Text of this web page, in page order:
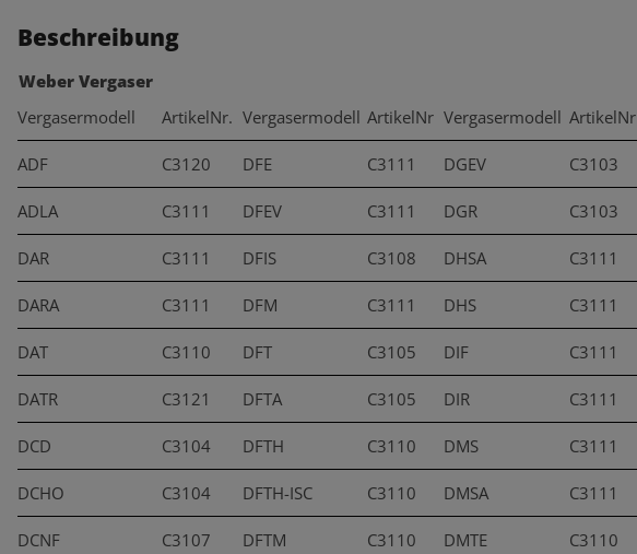
Beschreibung
Weber Vergaser
Vergasermodell
ArtikelNr. Vergasermodell ArtikelNr Vergasermodell ArtikelNr
ADF C3120 DFE C3111 DGEV C3103
ADLA C3111 DFEV C3111 DGR C3103
DAR C3111 DFIS C3108 DHSA C3111
DARA C3111 DFM C3111 DHS C3111
DAT C3110 DFT C3105 DIF C3111
DATR C3121 DFTA C3105 DIR C3111
DCD C3104 DFTH C3110 DMS C3111
DCHO C3104 DFTH-ISC C3110 DMSA C3111
DCNF C3107 DFTM C3110 DMTE C3110